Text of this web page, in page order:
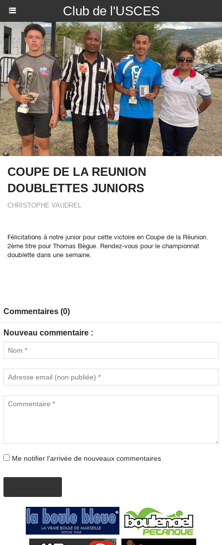
Club de l'USCES
COUPE DE LA REUNION
DOUBLETTES JUNIORS
CHRISTOPHE VAUDREL
Félicitations à notre junior pour cette victoire en Coupe de la Réunion.
2ème titre pour Thomas Bègue. Rendez-vous pour le championnat
doublette dans une semaine.
Commentaires (0)
Nouveau commentaire :
Me notifier l'arrivée de nouveaux commentaires